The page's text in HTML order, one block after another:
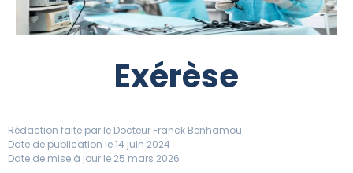
Exérèse
Rédaction faite par le Docteur Franck Benhamou
Date de publication le 14 juin 2024
Date de mise à jour le 25 mars 2026